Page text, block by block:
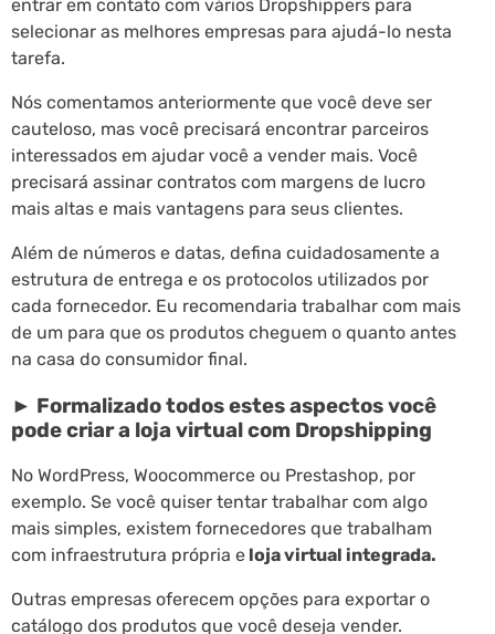
entrar em contato com vários Dropshippers para
selecionar as melhores empresas para ajudá-lo nesta
tarefa.
Nós comentamos anteriormente que você deve ser
cauteloso, mas você precisará encontrar parceiros
interessados em ajudar você a vender mais. Você
precisará assinar contratos com margens de lucro
mais altas e mais vantagens para seus clientes.
Além de números e datas, defina cuidadosamente a
estrutura de entrega e os protocolos utilizados por
cada fornecedor. Eu recomendaria trabalhar com mais
de um para que os produtos cheguem o quanto antes
na casa do consumidor final.
► Formalizado todos estes aspectos você
pode criar a loja virtual com Dropshipping
No WordPress, Woocommerce ou Prestashop, por
exemplo. Se você quiser tentar trabalhar com algo
mais simples, existem fornecedores que trabalham
com infraestrutura própria e loja virtual integrada.
Outras empresas oferecem opções para exportar o
catálogo dos produtos que você deseja vender.